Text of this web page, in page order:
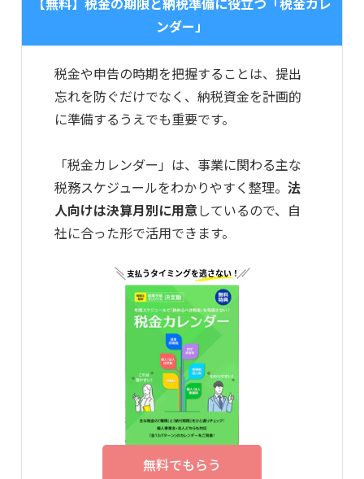
ンダー」
税金や申告の時期を把握することは、提出
忘れを防ぐだけでなく、納税資金を計画的
に準備するうえでも重要です。
「税金カレンダー」は、事業に関わる主な
税務スケジュールをわかりやすく整理。 法
人向けは決算月別に用意しているので、自
社に合った形で活用できます。
無料でもらう